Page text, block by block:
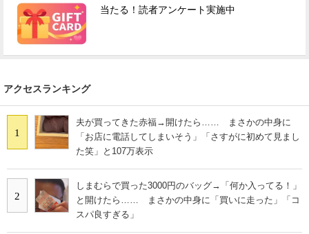
当たる！読者アンケート実施中
アクセスランキング
1
夫が買ってきた赤福→開けたら…… まさかの中身に
「お店に電話してしまいそう」「さすがに初めて見まし
た笑」と107万表示
2
しまむらで買った3000円のバッグ→「何か入ってる！」
と開けたら…… まさかの中身に「買いに走った」「コ
スパ良すぎる」